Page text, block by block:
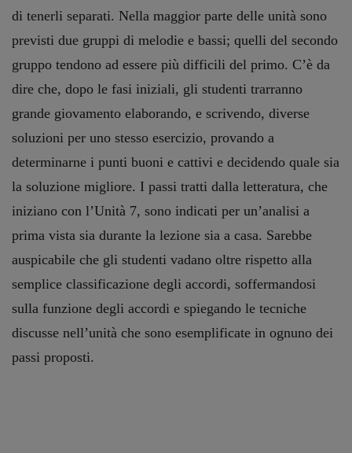
di tenerli separati. Nella maggior parte delle unità sono
previsti due gruppi di melodie e bassi; quelli del secondo
gruppo tendono ad essere più difficili del primo. C’è da
dire che, dopo le fasi iniziali, gli studenti trarranno
grande giovamento elaborando, e scrivendo, diverse
soluzioni per uno stesso esercizio, provando a
determinarne i punti buoni e cattivi e decidendo quale sia
la soluzione migliore. I passi tratti dalla letteratura, che
iniziano con l’Unità 7, sono indicati per un’analisi a
prima vista sia durante la lezione sia a casa. Sarebbe
auspicabile che gli studenti vadano oltre rispetto alla
semplice classificazione degli accordi, soffermandosi
sulla funzione degli accordi e spiegando le tecniche
discusse nell’unità che sono esemplificate in ognuno dei
passi proposti.